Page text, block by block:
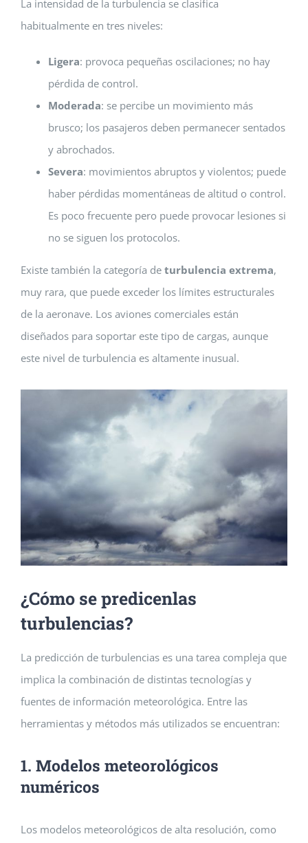
La intensidad de la turbulencia se clasifica
habitualmente en tres niveles:
Ligera: provoca pequeñas oscilaciones; no hay
pérdida de control.
Moderada: se percibe un movimiento más
brusco; los pasajeros deben permanecer sentados
y abrochados.
Severa: movimientos abruptos y violentos; puede
haber pérdidas momentáneas de altitud o control.
Es poco frecuente pero puede provocar lesiones si
no se siguen los protocolos.
Existe también la categoría de turbulencia extrema,
muy rara, que puede exceder los límites estructurales
de la aeronave. Los aviones comerciales están
diseñados para soportar este tipo de cargas, aunque
este nivel de turbulencia es altamente inusual.
¿Cómo se predicenlas
turbulencias?
La predicción de turbulencias es una tarea compleja que
implica la combinación de distintas tecnologías y
fuentes de información meteorológica. Entre las
herramientas y métodos más utilizados se encuentran:
1. Modelos meteorológicos
numéricos
Los modelos meteorológicos de alta resolución, como